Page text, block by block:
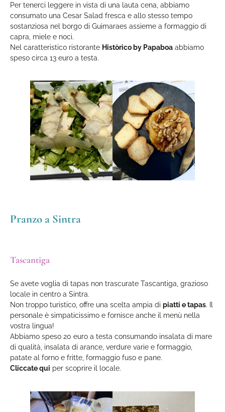
Per tenerci leggere in vista di una lauta cena, abbiamo
consumato una Cesar Salad fresca e allo stesso tempo
sostanziosa nel borgo di Guimaraes assieme a formaggio di
capra, miele e noci.
Nel caratteristico ristorante Històrico by Papaboa abbiamo
speso circa 13 euro a testa.
Pranzo a Sintra
Tascantiga
Se avete voglia di tapas non trascurate Tascantiga, grazioso
locale in centro a Sintra.
Non troppo turistico, offre una scelta ampia di piatti e tapas. Il
personale è simpaticissimo e fornisce anche il menù nella
vostra lingua!
Abbiamo speso 20 euro a testa consumando insalata di mare
di qualità, insalata di arance, verdure varie e formaggio,
patate al forno e fritte, formaggio fuso e pane.
Cliccate qui per scoprire il locale.